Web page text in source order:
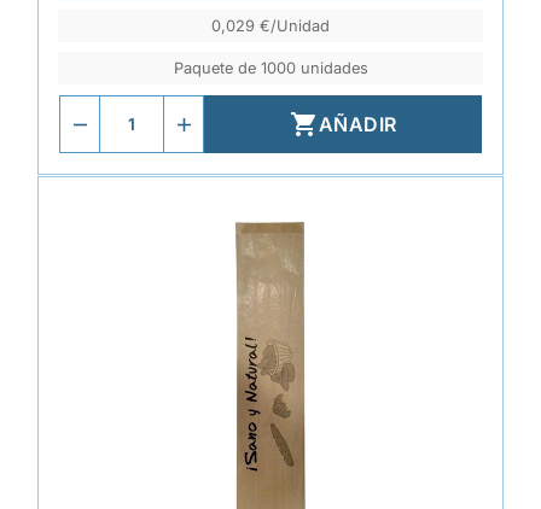
0,029 €/Unidad
Paquete de 1000 unidades
AÑADIR